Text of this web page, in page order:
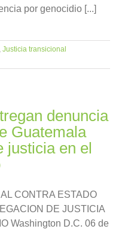
por genocidio [...]
, Justicia transicional
denuncia
Guatemala
justicia en el
CONTRA ESTADO
DE JUSTICIA
Washington D.C. 06 de